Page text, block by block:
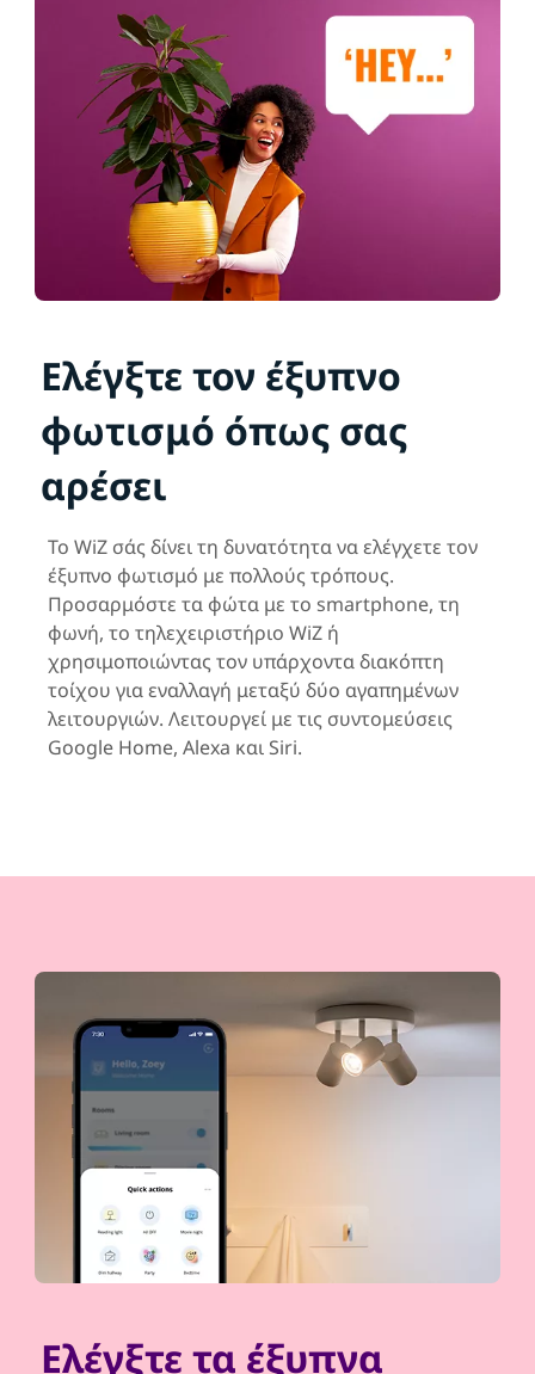
Ελέγξτε τον έξυπνο
φωτισμό όπως σας
αρέσει
Το WiZ σάς δίνει τη δυνατότητα να ελέγχετε τον
έξυπνο φωτισμό με πολλούς τρόπους.
Προσαρμόστε τα φώτα με το smartphone, τη
φωνή, το τηλεχειριστήριο WiZ ή
χρησιμοποιώντας τον υπάρχοντα διακόπτη
τοίχου για εναλλαγή μεταξύ δύο αγαπημένων
λειτουργιών. Λειτουργεί με τις συντομεύσεις
Google Home, Alexa και Siri.
Ελέγξτε τα έξυπνα